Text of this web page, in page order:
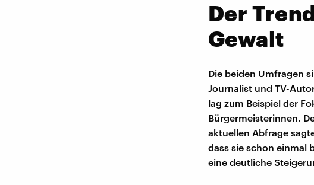
Der
Gewalt
Die beiden Umfragen
Journalist und TV-
lag zum Beispiel der
Bürgermeisterinnen.
aktuellen Abfrage
dass sie schon einmal
eine deutliche